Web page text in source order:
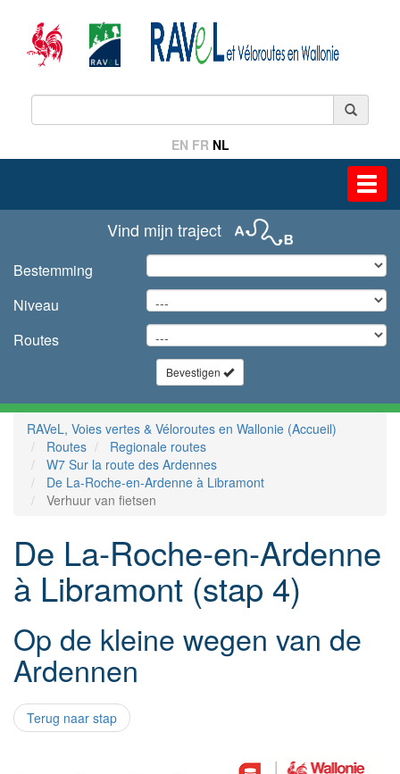
EN FR NL
Vind mijn traject
Bestemming
Niveau
Routes
Bevestigen
RAVeL, Voies vertes & Véloroutes en Wallonie (Accueil)
Routes
Regionale routes
W7 Sur la route des Ardennes
De La-Roche-en-Ardenne à Libramont
Verhuur van fietsen
De La-Roche-en-Ardenne
à Libramont (stap 4)
Op de kleine wegen van de
Ardennen
Terug naar stap